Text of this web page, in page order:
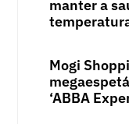
manter a
Mogi
‘ABBA